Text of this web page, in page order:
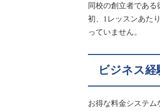
同校の創立者であ
初、1レッスンあた
っていません。
ビジネス
お得な料金システム